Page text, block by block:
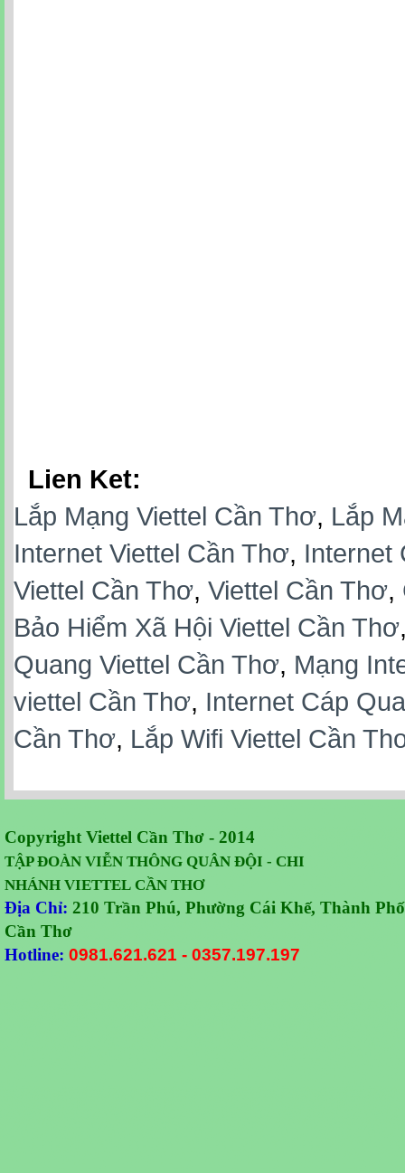
Lien Ket:
Lắp Mạng Viettel Cần Thơ, Lắp
Internet Viettel Cần Thơ, Internet
Viettel Cần Thơ, Viettel Cần Thơ,
Bảo Hiểm Xã Hội Viettel Cần Thơ
Quang Viettel Cần Thơ, Mạng
viettel Cần Thơ, Internet Cáp
Cần Thơ, Lắp Wifi Viettel Cần
Copyright Viettel Cần Thơ - 2014
TẬP ĐOÀN VIỄN THÔNG QUÂN ĐỘI - CHI
NHÁNH VIETTEL CẦN THƠ
Địa Chỉ: 210 Trần Phú, Phường Cái Khế, Thành Phố
Cần Thơ
Hotline: 0981.621.621 - 0357.197.197